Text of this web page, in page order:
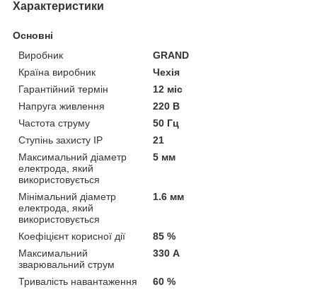
Характеристики
Основні
Виробник
GRAND
Країна виробник
Чехія
Гарантійний термін
12 міс
Напруга живлення
220 В
Частота струму
50 Гц
Ступінь захисту IP
21
Максимальний діаметр
електрода, який
використовується
5 мм
Мінімальний діаметр
електрода, який
використовується
1.6 мм
Коефіцієнт корисної дії
85 %
Максимальний
зварювальний струм
330 А
Тривалість навантаження 60 %